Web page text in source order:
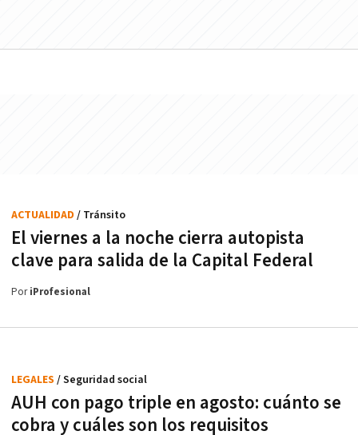
El viernes a la noche cierra autopista
clave para salida de la Capital Federal
ACTUALIDAD / Tránsito
PoriProfesional
AUH con pago triple en agosto: cuánto se
cobra y cuáles son los requisitos
LEGALES / Seguridad social